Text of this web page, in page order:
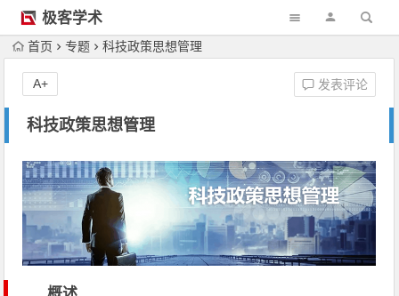
极客学术
首页 专题 科技政策思想管理
科技政策思想管理
发表评论
A+